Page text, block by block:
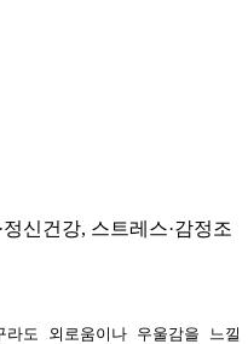
정신건강, 스트레스·감정조
라도 외로움이나 우울감을